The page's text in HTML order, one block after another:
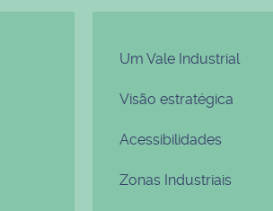
Um Vale Industrial
Visão estratégica
Acessibilidades
Zonas Industriais